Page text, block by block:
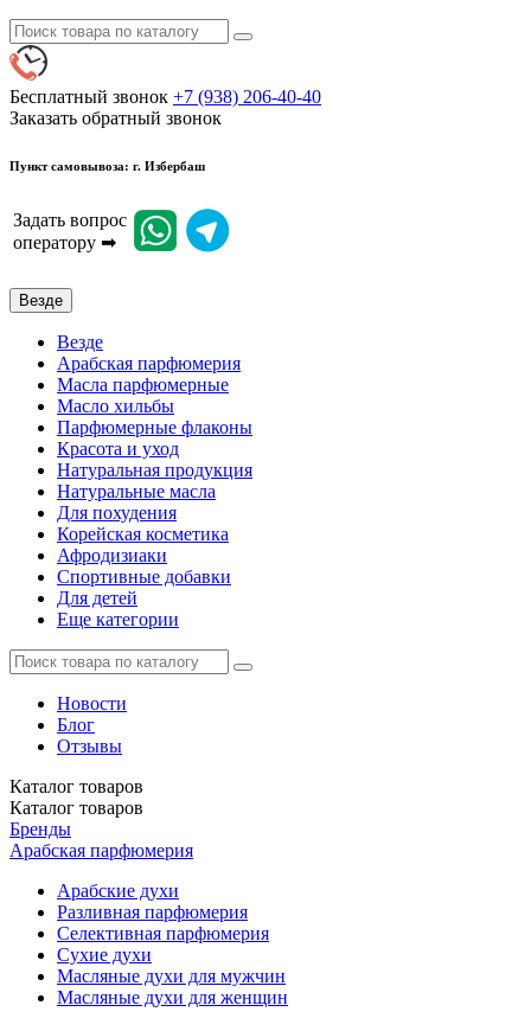
Бесплатный звонок +7 (938) 206-40-40
Заказать обратный звонок
Пункт самовывоза: г. Избербаш
Задать вопрос
оператору ➡
Везде
Везде
Арабская парфюмерия
Масла парфюмерные
Масло хильбы
Парфюмерные флаконы
Красота и уход
Натуральная продукция
Натуральные масла
Для похудения
Корейская косметика
Афродизиаки
Спортивные добавки
Для детей
Еще категории
Новости
Блог
Отзывы
Каталог товаров
Каталог товаров
Бренды
Арабская парфюмерия
Арабские духи
Разливная парфюмерия
Селективная парфюмерия
Сухие духи
Масляные духи для мужчин
Масляные духи для женщин